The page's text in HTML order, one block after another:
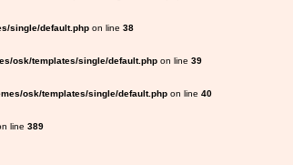
single/default.php on line 38
osk/templates/single/default.php on line 39
osk/templates/single/default.php on line 40
line 389